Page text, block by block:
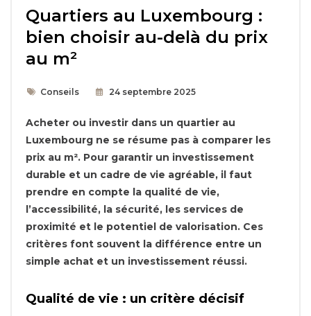
Quartiers au Luxembourg :
bien choisir au-delà du prix
au m²
Conseils 24 septembre 2025
Acheter ou investir dans un quartier au
Luxembourg ne se résume pas à comparer les
prix au m². Pour garantir un investissement
durable et un cadre de vie agréable, il faut
prendre en compte la qualité de vie,
l’accessibilité, la sécurité, les services de
proximité et le potentiel de valorisation. Ces
critères font souvent la différence entre un
simple achat et un investissement réussi.
Qualité de vie : un critère décisif